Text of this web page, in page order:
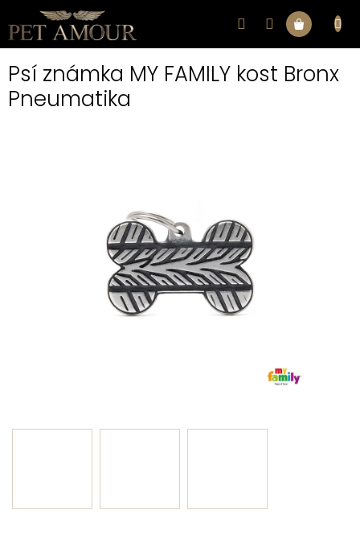
obsah
Nákupní
košík
Psí známka MY FAMILY kost Bronx
Pneumatika